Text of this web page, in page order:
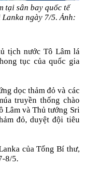
tại sân bay quốc tế
ngày 7/5. Ảnh:
tịch nước Tô Lâm lá
tục của quốc gia
dọc thảm đỏ và các
truyền thống chào
Lâm và Thủ tướng Sri
đỏ, duyệt đội tiêu
của Tổng Bí thư,
8/5.